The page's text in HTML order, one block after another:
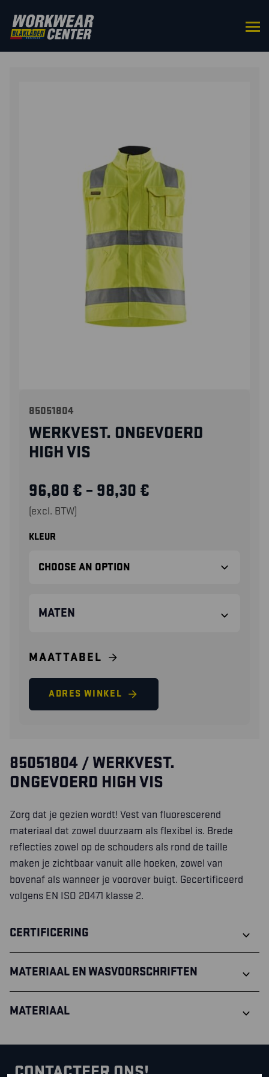
HOME/BOVENKLEDING
85051804
WERKVEST. ONGEVOERD
HIGH VIS
96,80 € – 98,30 €
(excl. BTW)
KLEUR
MATEN
MAATTABEL
ADRES WINKEL
85051804 / WERKVEST.
ONGEVOERD HIGH VIS
Zorg dat je gezien wordt! Vest van fluorescerend
materiaal dat zowel duurzaam als flexibel is. Brede
reflecties zowel op de schouders als rond de taille
maken je zichtbaar vanuit alle hoeken, zowel van
bovenaf als wanneer je voorover buigt. Gecertificeerd
volgens EN ISO 20471 klasse 2.
CERTIFICERING
MATERIAAL EN WASVOORSCHRIFTEN
MATERIAAL
CONTACTEER ONS!